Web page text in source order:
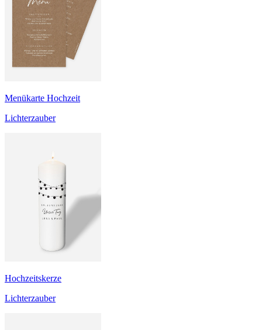
Menükarte Hochzeit
Lichterzauber
Hochzeitskerze
Lichterzauber